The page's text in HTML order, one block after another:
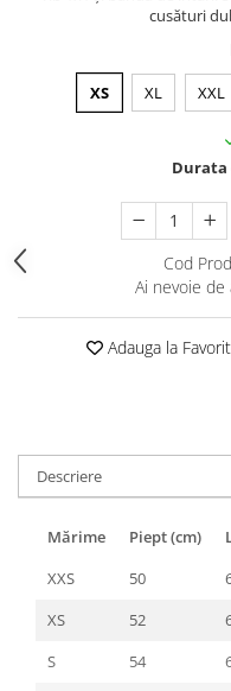
cusături
XS XL XXL
Durata
Cod
Ai nevoie de
Adauga la
Descriere
Mărime Piept (cm)
XXS
50
XS
52
S
54